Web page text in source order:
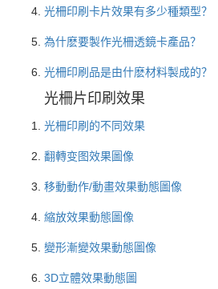
光柵印刷卡片效果有多少種類型？
為什麽要製作光柵透鏡卡產品？
光柵印刷品是由什麽材料製成的？
光柵片印刷效果
光柵印刷的不同效果
翻轉变图效果圖像
移動動作/動畫效果動態圖像
縮放效果動態圖像
變形漸變效果動態圖像
3D立體效果動態圖